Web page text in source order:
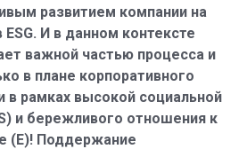
развитием компании на
И в данном контексте
важной частью процесса и
в плане корпоративного
в рамках высокой социальной
и бережливого отношения к
(E)! Поддержание